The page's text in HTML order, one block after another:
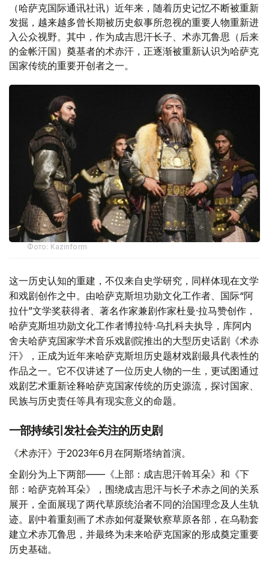
（哈萨克国际通讯社讯）近年来，随着历史记忆不断被重新
发掘，越来越多曾长期被历史叙事所忽视的重要人物重新进
入公众视野。其中，作为成吉思汗长子、术赤兀鲁思（后来
的金帐汗国）奠基者的术赤汗，正逐渐被重新认识为哈萨克
国家传统的重要开创者之一。
Фото: Kazinform
这一历史认知的重建，不仅来自史学研究，同样体现在文学
和戏剧创作之中。由哈萨克斯坦功勋文化工作者、国际“阿
拉什”文学奖获得者、著名作家兼剧作家杜曼·拉马赞创作，
哈萨克斯坦功勋文化工作者博拉特·乌扎科夫执导，库阿内
舍夫哈萨克国家学术音乐戏剧院推出的大型历史话剧《术赤
汗》，正成为近年来哈萨克斯坦历史题材戏剧最具代表性的
作品之一。它不仅讲述了一位历史人物的一生，更试图通过
戏剧艺术重新诠释哈萨克国家传统的历史源流，探讨国家、
民族与历史责任等具有现实意义的命题。
一部持续引发社会关注的历史剧
《术赤汗》于2023年6月在阿斯塔纳首演。
全剧分为上下两部——《上部：成吉思汗斡耳朵》和《下
部：哈萨克斡耳朵》，围绕成吉思汗与长子术赤之间的关系
展开，全面展现了两代草原统治者不同的治国理念及人生轨
迹。剧中着重刻画了术赤如何凝聚钦察草原各部，在乌勒套
建立术赤兀鲁思，并最终为未来哈萨克国家的形成奠定重要
历史基础。